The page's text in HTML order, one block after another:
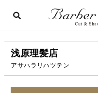
浅原理髪店
アサハラリハツテン